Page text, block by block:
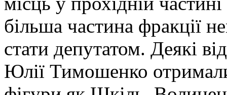
більша частина фракції
стати депутатом. Деякі
Юлії Тимошенко